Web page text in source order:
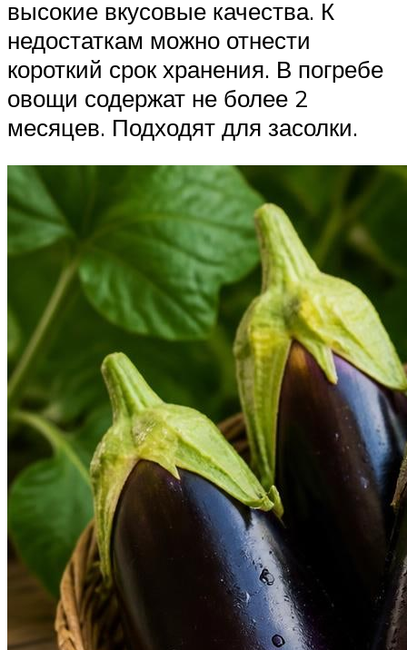
высокие вкусовые качества. К
недостаткам можно отнести
короткий срок хранения. В погребе
овощи содержат не более 2
месяцев. Подходят для засолки.